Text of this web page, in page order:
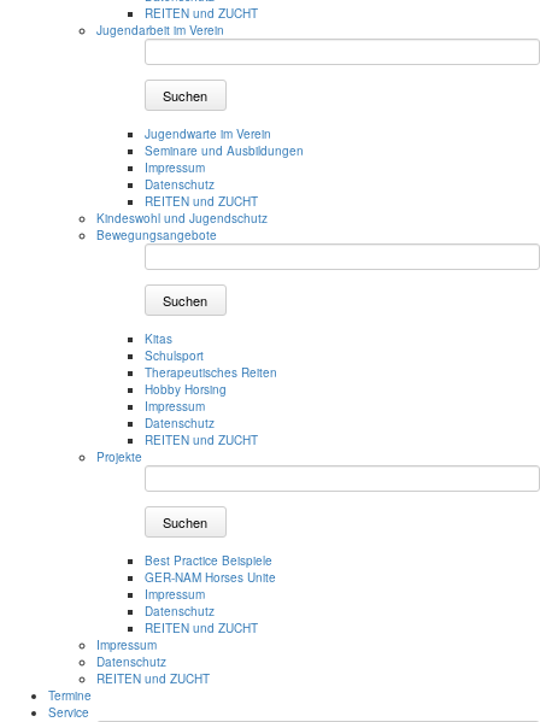
REITEN und ZUCHT
Jugendarbeit im Verein
Suchen
Jugendwarte im Verein
Seminare und Ausbildungen
Impressum
Datenschutz
REITEN und ZUCHT
Kindeswohl und Jugendschutz
Bewegungsangebote
Suchen
Kitas
Schulsport
Therapeutisches Reiten
Hobby Horsing
Impressum
Datenschutz
REITEN und ZUCHT
Projekte
Suchen
Best Practice Beispiele
GER-NAM Horses Unite
Impressum
Datenschutz
REITEN und ZUCHT
Impressum
Datenschutz
REITEN und ZUCHT
Termine
Service